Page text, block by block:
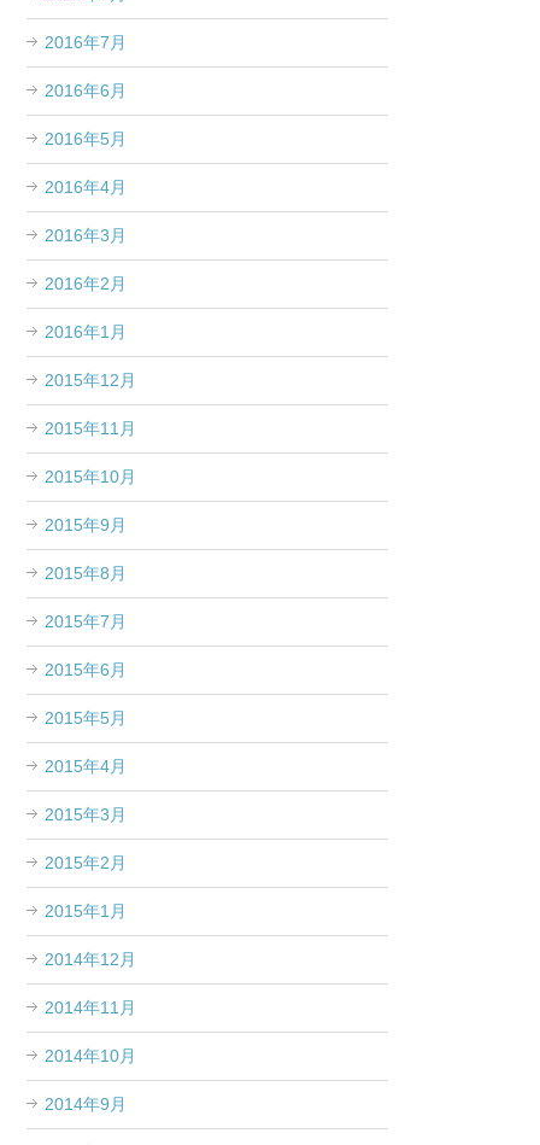
2016年7月
2016年6月
2016年5月
2016年4月
2016年3月
2016年2月
2016年1月
2015年12月
2015年11月
2015年10月
2015年9月
2015年8月
2015年7月
2015年6月
2015年5月
2015年4月
2015年3月
2015年2月
2015年1月
2014年12月
2014年11月
2014年10月
2014年9月